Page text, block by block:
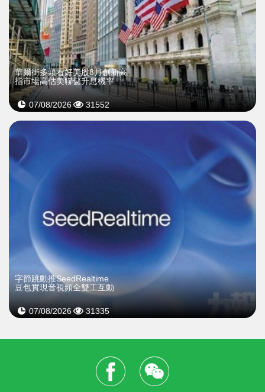
華爾街多頭看好美股8月創新高
指市場高估美聯儲升息機率
07/08/2026 31552
字節跳動推SeedRealtime
豆包實現音視頻全雙工互動
07/08/2026 31335